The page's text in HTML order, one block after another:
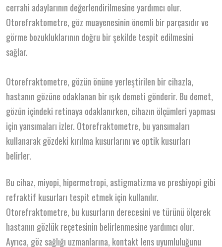
cerrahi adaylarının değerlendirilmesine yardımcı olur.
Otorefraktometre, göz muayenesinin önemli bir parçasıdır ve
görme bozukluklarının doğru bir şekilde tespit edilmesini
sağlar.
Otorefraktometre, gözün önüne yerleştirilen bir cihazla,
hastanın gözüne odaklanan bir ışık demeti gönderir. Bu demet,
gözün içindeki retinaya odaklanırken, cihazın ölçümleri yapması
için yansımaları izler. Otorefraktometre, bu yansımaları
kullanarak gözdeki kırılma kusurlarını ve optik kusurları
belirler.
Bu cihaz, miyopi, hipermetropi, astigmatizma ve presbiyopi gibi
refraktif kusurları tespit etmek için kullanılır.
Otorefraktometre, bu kusurların derecesini ve türünü ölçerek
hastanın gözlük reçetesinin belirlenmesine yardımcı olur.
Ayrıca, göz sağlığı uzmanlarına, kontakt lens uyumluluğunu